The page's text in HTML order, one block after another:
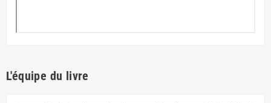
L'équipe du livre